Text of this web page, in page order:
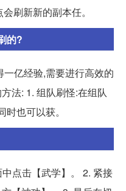
刷新新的副本任。
的?
亿经验,需要进行高效的
法: 1. 组队刷怪:在组队
也可以获。
点击【武学】。 2. 紧接